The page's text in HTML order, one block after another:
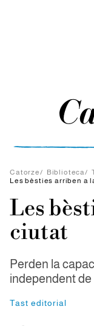
Catorze/ Biblioteca/
Les bèsties arriben a
Les
ciutat
Perden la
independent
Tast editorial